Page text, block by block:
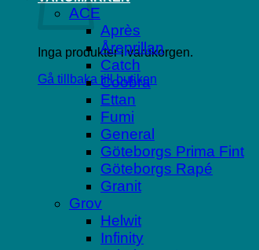
Inga produkter i varukorgen.
Gå tillbaka till butiken
ACE
Après
Åreprillan
Catch
Coobra
Ettan
Fumi
General
Göteborgs Prima Fint
Göteborgs Rapé
Granit
Grov
Helwit
Infinity